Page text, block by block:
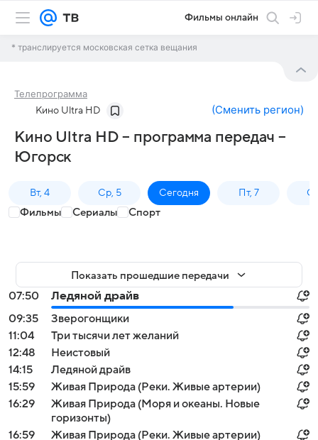
Фильмы онлайн
* транслируется московская сетка вещания
Телепрограмма
Кино Ultra HD (Сменить регион)
Кино Ultra HD – программа передач –
Югорск
Вт, 4 Ср, 5 Сегодня Пт, 7
Фильмы Сериалы Спорт
Показать прошедшие передачи
07:50
Ледяной драйв
09:35
Зверогонщики
11:04
Три тысячи лет желаний
12:48
Неистовый
14:15
Ледяной драйв
15:59
Живая Природа (Реки. Живые артерии)
16:29
Живая Природа (Моря и океаны. Новые
горизонты)
16:59
Живая Природа (Реки. Живые артерии)